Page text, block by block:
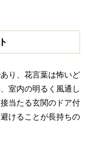
り、花言葉は怖いど
室内の明るく風通し
当たる玄関のドア付
けることが長持ちの